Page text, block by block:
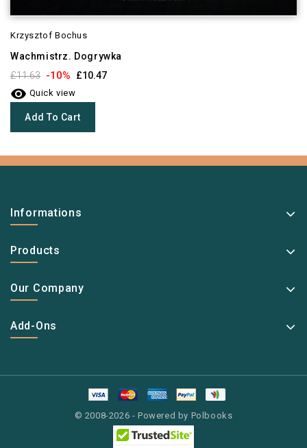
Krzysztof Bochus
Wachmistrz. Dogrywka
£11.63 -10% £10.47
 Quick view
Add To Cart
Informations
Products
Our Company
Add-Ons
© 2008-2026 - Powered by Polbooks